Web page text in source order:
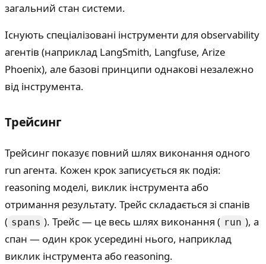
загальний стан системи.
Існують спеціалізовані інструменти для observability
агентів (наприклад LangSmith, Langfuse, Arize
Phoenix), але базові принципи однакові незалежно
від інструмента.
Трейсинг
Трейсинг показує повний шлях виконання одного
run агента. Кожен крок записується як подія:
reasoning моделі, виклик інструмента або
отримання результату. Трейс складається зі спанів
( spans ). Трейс — це весь шлях виконання ( run ), а
спан — один крок усередині нього, наприклад
виклик інструмента або reasoning.